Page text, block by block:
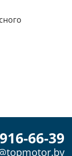
66-39